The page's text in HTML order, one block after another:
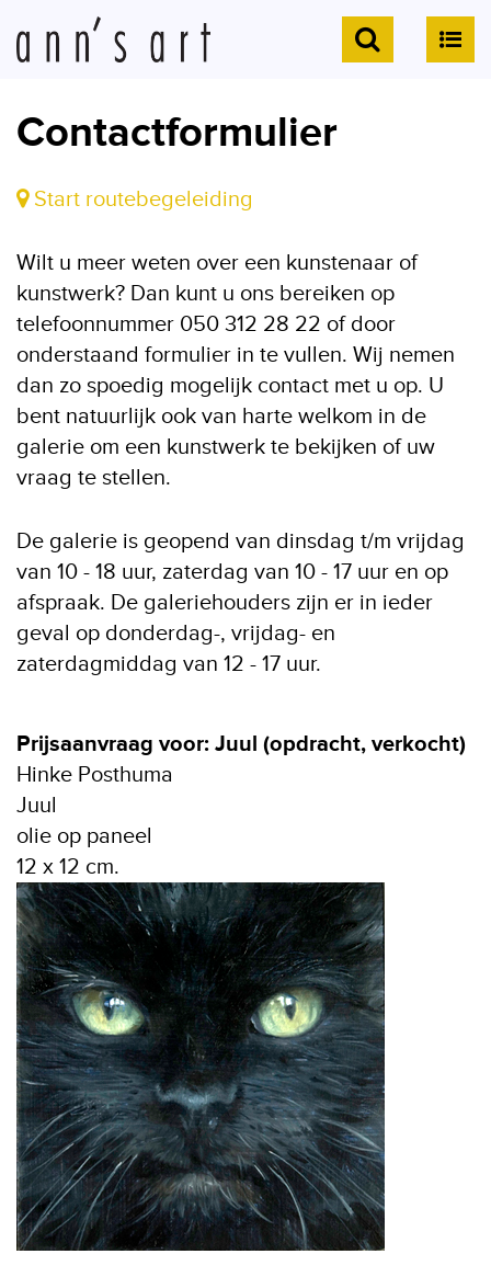
Contactformulier
Start routebegeleiding
Wilt u meer weten over een kunstenaar of
kunstwerk? Dan kunt u ons bereiken op
telefoonnummer 050 312 28 22 of door
onderstaand formulier in te vullen. Wij nemen
dan zo spoedig mogelijk contact met u op. U
bent natuurlijk ook van harte welkom in de
galerie om een kunstwerk te bekijken of uw
vraag te stellen.
De galerie is geopend van dinsdag t/m vrijdag
van 10 - 18 uur, zaterdag van 10 - 17 uur en op
afspraak. De galeriehouders zijn er in ieder
geval op donderdag-, vrijdag- en
zaterdagmiddag van 12 - 17 uur.
Prijsaanvraag voor: Juul (opdracht, verkocht)
Hinke Posthuma
Juul
olie op paneel
12 x 12 cm.